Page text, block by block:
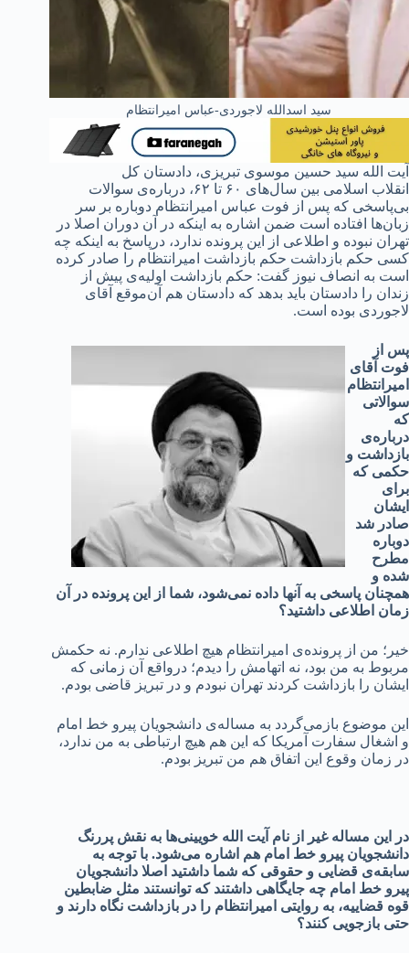
سید اسدالله لاجوردی-عباس امیرانتظام
آیت الله سید حسین موسوی تبریزی، دادستان کل
انقلاب اسلامی بین سال‌های ۶۰ تا ۶۲، درباره‌ی سوالات
بی‌پاسخی که پس از فوت عباس امیرانتظام دوباره بر سر
زبان‌ها افتاده است ضمن اشاره به اینکه در آن دوران اصلا در
تهران نبوده و اطلاعی از این پرونده ندارد، درپاسخ به اینکه چه
کسی حکم بازداشت حکم بازداشت امیرانتظام را صادر کرده
است به انصاف نیوز گفت: حکم بازداشت اولیه‌ی پیش از
زندان را دادستان باید بدهد که دادستان هم آن‌موقع آقای
لاجوردی بوده است.
پس از
فوت آقای
امیرانتظام
سوالاتی
که
درباره‌ی
بازداشت و
حکمی که
برای
ایشان
صادر شد
دوباره
مطرح
شده و
همچنان پاسخی به آنها داده نمی‌شود، شما از این پرونده در آن
زمان اطلاعی داشتید؟
خیر؛ من از پرونده‌ی امیرانتظام هیچ اطلاعی ندارم. نه حکمش
مربوط به من بود، نه اتهامش را دیدم؛ درواقع آن زمانی که
ایشان را بازداشت کردند تهران نبودم و در تبریز قاضی بودم.
این موضوع بازمی‌گردد به مساله‌ی دانشجویان پیرو خط امام
و اشغال سفارت آمریکا که این هم هیچ ارتباطی به من ندارد،
در زمان وقوع این اتفاق هم من تبریز بودم.
در این مساله غیر از نام آیت الله خویینی‌ها به نقش پررنگ
دانشجویان پیرو خط امام هم اشاره می‌شود. با توجه به
سابقه‌ی قضایی و حقوقی که شما داشتید اصلا دانشجویان
پیرو خط امام چه جایگاهی داشتند که توانستند مثل ضابطین
قوه قضاییه، به روایتی امیرانتظام را در بازداشت نگاه دارند و
حتی بازجویی کنند؟